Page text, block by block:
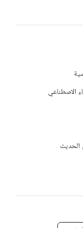
الاصطناعي
الحديث